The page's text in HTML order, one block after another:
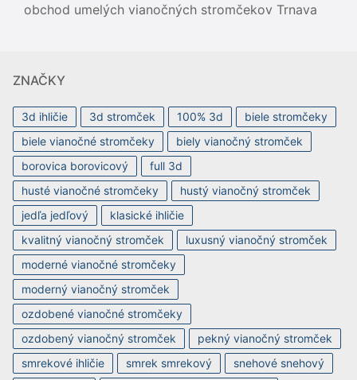
obchod umelých vianočných stromčekov Trnava
ZNAČKY
3d ihličie 3d stromček 100% 3d
biele stromčeky
biele vianočné stromčeky
biely vianočný stromček
borovica borovicový
full 3d
husté vianočné stromčeky
hustý vianočný stromček
jedľa jedľový
klasické ihličie
kvalitný vianočný stromček
luxusný vianočný stromček
moderné vianočné stromčeky
moderný vianočný stromček
ozdobené vianočné stromčeky
ozdobený vianočný stromček
pekný vianočný stromček
smrekové ihličie
smrek smrekový snehové snehový